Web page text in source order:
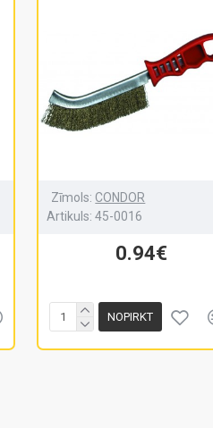
Zīmols: CONDOR
Artikuls: 45-0016
0.94€
NOPIRKT